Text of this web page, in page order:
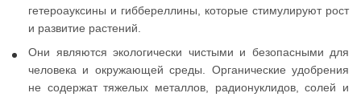
гетероауксины и гиббереллины, которые стимулируют рост
и развитие растений.
Они являются экологически чистыми и безопасными для
человека и окружающей среды. Органические удобрения
не содержат тяжелых металлов, радионуклидов, солей и